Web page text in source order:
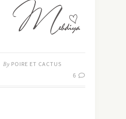
By POIRE ET CACTUS
6